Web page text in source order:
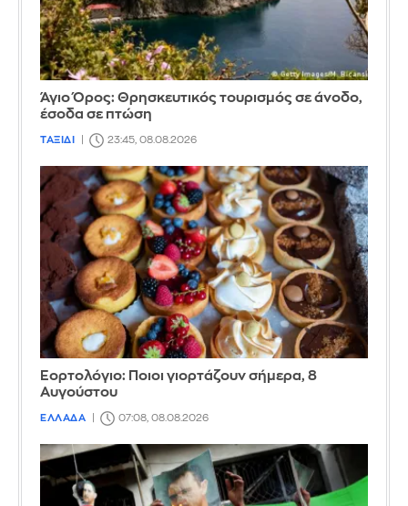
Άγιο Όρος: Θρησκευτικός τουρισμός σε άνοδο,
έσοδα σε πτώση
ΤΑΞΙΔΙ 23:45, 08.08.2026
Εορτολόγιο: Ποιοι γιορτάζουν σήμερα, 8
Αυγούστου
ΕΛΛΑΔΑ 07:08, 08.08.2026